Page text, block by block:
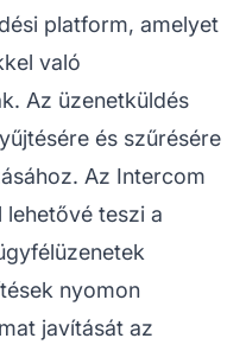
platform, amelyet
való
Az üzenetküldés
és szűrésére
Az Intercom
teszi a
nyomon
javítását az